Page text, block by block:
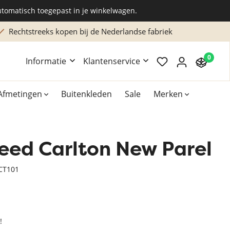
toegepast in je winkelwagen.
Rechtstreeks kopen bij de Nederlandse fabriek
Informatie Klantenservice 0
Buitenkleden Sale Merken
Overig
Accessoires
Carlton New Parel